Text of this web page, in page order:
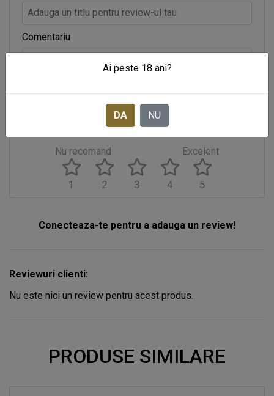
Comentariu
Acorda o nota acestui produs
Nu recomand Excelent
5
4
3
2
1
Conecteaza-te pentru a adauga un review!
Reviewuri clienti:
Nu este nici un review pentru acest produs.
PRODUSE SIMILARE
Ai peste 18 ani?
DA NU